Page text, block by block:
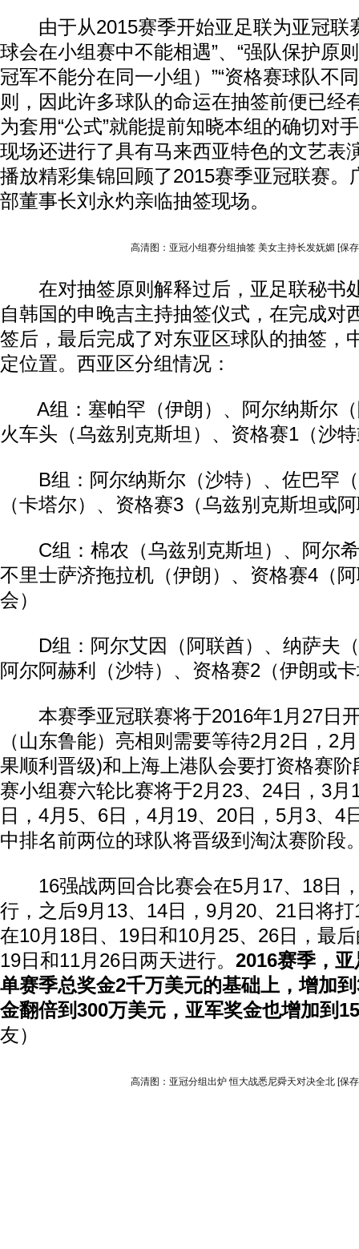
由于从2015赛季开始亚足联为亚冠联
球会在小组赛中不能相遇”、“强队保护原
冠军不能分在同一小组）”“资格赛球队不
则，因此许多球队的命运在抽签前便已经
为套用“公式”就能提前知晓本组的确切对
现场还进行了具有马来西亚特色的文艺表
播放精彩集锦回顾了2015赛季亚冠联赛。
部董事长刘永灼亲临抽签现场。
高清图：亚冠小组赛分组抽签 美女主持长发妩媚 [保
在对抽签原则解释过后，亚足联秘书
自韩国的申晚吉主持抽签仪式，在完成对
签后，最后完成了对东亚区球队的抽签，
定位置。西亚区分组情况：
A组：塞帕罕（伊朗）、阿尔纳斯尔（
火车头（乌兹别克斯坦）、资格赛1（沙
B组：阿尔纳斯尔（沙特）、佐巴罕（
（卡塔尔）、资格赛3（乌兹别克斯坦或
C组：棉农（乌兹别克斯坦）、阿尔希
不里士萨济拖拉机（伊朗）、资格赛4（
会）
D组：阿尔艾因（阿联酋）、纳萨夫（
阿尔阿赫利（沙特）、资格赛2（伊朗或
本赛季亚冠联赛将于2016年1月27日
（山东鲁能）亮相则需要等待2月2日，2
果顺利晋级)和上海上港队会要打资格赛
赛小组赛六轮比赛将于2月23、24日，3月
日，4月5、6日，4月19、20日，5月3、4
中排名前两位的球队将晋级到淘汰赛阶段
16强战两回合比赛会在5月17、18日
行，之后9月13、14日，9月20、21日将
在10月18日、19日和10月25、26日，最
19日和11月26日两天进行。 2016赛季，
单赛季总奖金2千万美元的基础上，增加
金翻倍到300万美元，亚军奖金也增加到
友）
高清图：亚冠分组出炉 恒大战悉尼舜天对决全北 [保